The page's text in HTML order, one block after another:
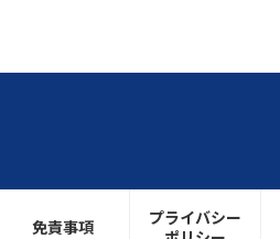
免責事項
プライバシー